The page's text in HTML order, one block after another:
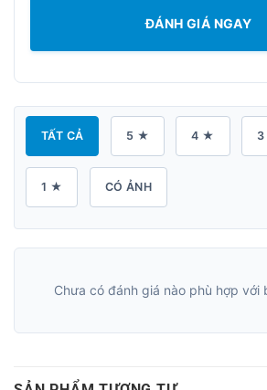
ĐÁNH GIÁ NGAY
TẤT CẢ 5 ★ 4 ★
1 ★ CÓ ẢNH
Chưa có đánh giá nào phù hợp với